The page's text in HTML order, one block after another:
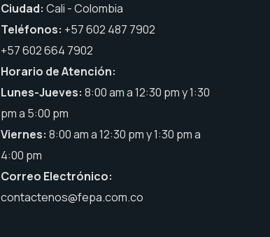
Ciudad: Cali - Colombia
Teléfonos: +57 602 487 7902
+57 602 664 7902
Horario de Atención:
Lunes-Jueves: 8:00 am a 12:30 pm y 1:30
pm a 5:00 pm
Viernes: 8:00 am a 12:30 pm y 1:30 pm a
4:00 pm
Correo Electrónico:
contactenos@fepa.com.co